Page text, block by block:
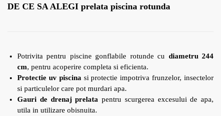
DE CE SA ALEGI prelata piscina rotunda
Potrivita pentru piscine gonflabile rotunde cu diametru 244
cm, pentru acoperire completa si eficienta.
Protectie uv piscina si protectie impotriva frunzelor, insectelor
si particulelor care pot murdari apa.
Gauri de drenaj prelata pentru scurgerea excesului de apa,
utila in utilizare obisnuita.